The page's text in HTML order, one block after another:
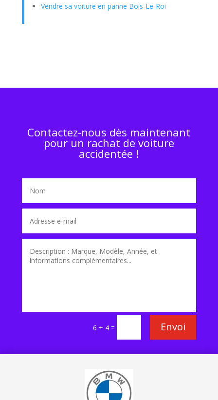
Vendre sa voiture en panne Bois-Le-Roi
Contactez-nous dès maintenant
pour un rachat de voiture
accidentée !
6 + 4 = Envoi